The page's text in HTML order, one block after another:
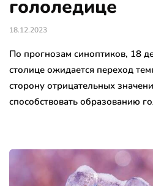
гололедице
18.12.2023
По прогнозам синоптиков, 18
столице ожидается переход
сторону отрицательных
способствовать образованию